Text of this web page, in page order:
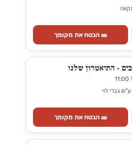
🎫 הבטח את מקומך
- התיאטרון שלנו
גברי לוי
🎫 הבטח את מקומך